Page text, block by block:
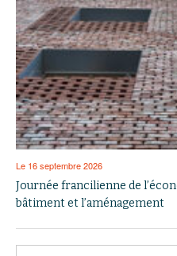
Le 16 septembre 2026
Journée francilienne de
bâtiment et l’aménagement